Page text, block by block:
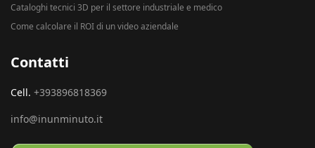
Cataloghi tecnici 3D per il settore industriale e medico
Come calcolare il ROI di un video aziendale
Contatti
Cell. +393896818369
info@inunminuto.it